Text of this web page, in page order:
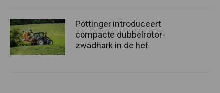
Pöttinger introduceert
compacte dubbelrotor-
zwadhark in de hef